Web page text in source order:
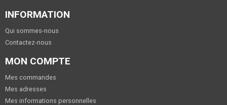
INFORMATION
Qui sommes-nous
Contactez-nous
MON COMPTE
Mes commandes
Mes adresses
Mes informations personnelles